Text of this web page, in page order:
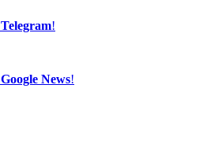
Telegram!
Google News!